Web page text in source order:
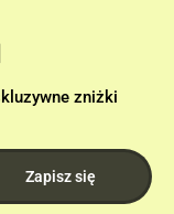
zniżki